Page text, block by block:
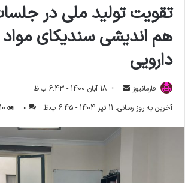
تقویت تولید ملی در
هم اندیشی سندیکای مواد
دارویی
فارمانیوز
18 آبان 1400 - 6:43 ب.ظ
آخرین به روز رسانی: 11 تیر 1404 - 6:45 ب.ظ
0